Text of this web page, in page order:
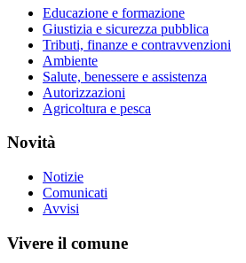
Educazione e formazione
Giustizia e sicurezza pubblica
Tributi, finanze e contravvenzioni
Ambiente
Salute, benessere e assistenza
Autorizzazioni
Agricoltura e pesca
Novità
Notizie
Comunicati
Avvisi
Vivere il comune